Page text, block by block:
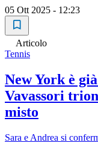
05 Ott 2025 - 12:23
Articolo
Tennis
New York è
Vavassori
misto
Sara e Andrea si